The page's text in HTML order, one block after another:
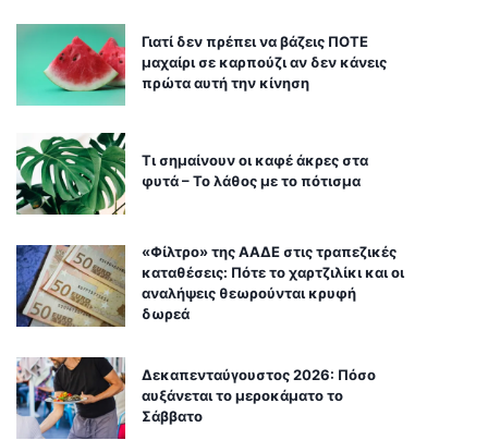
Γιατί δεν πρέπει να βάζεις ΠΟΤΕ
μαχαίρι σε καρπούζι αν δεν κάνεις
πρώτα αυτή την κίνηση
Τι σημαίνουν οι καφέ άκρες στα
φυτά – Το λάθος με το πότισμα
«Φίλτρο» της ΑΑΔΕ στις τραπεζικές
καταθέσεις: Πότε το χαρτζιλίκι και οι
αναλήψεις θεωρούνται κρυφή
δωρεά
Δεκαπενταύγουστος 2026: Πόσο
αυξάνεται το μεροκάματο το
Σάββατο